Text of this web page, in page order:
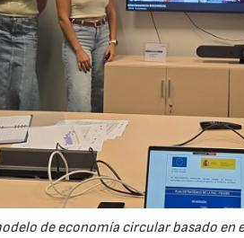
de economía circular basado